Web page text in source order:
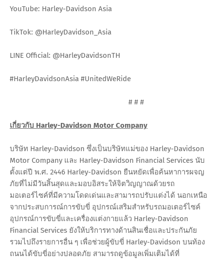
YouTube: Harley-Davidson Asia
TikTok: @HarleyDavidson_Asia
LINE Official: @HarleyDavidsonTH
#HarleyDavidsonAsia #UnitedWeRide
# # #
เกี่ยวกับ Harley-Davidson Motor Company
บริษัท Harley-Davidson ซึ่งเป็นบริษัทแม่ของ Harley-Davidson
Motor Company และ Harley-Davidson Financial Services นับ
ตั้งแต่ปี พ.ศ. 2446 Harley-Davidson ยืนหยัดเพื่อค้นหาการผจญ
ภัยที่ไม่มีวันสิ้นสุดและมอบอิสระให้จิตวิญญาณด้วยรถ
มอเตอร์ไซค์ที่มีความโดดเด่นและสามารถปรับแต่งได้ นอกเหนือ
จากประสบการณ์การขับขี่ อุปกรณ์เสริมสำหรับรถมอเตอร์ไซค์
อุปกรณ์การขับขี่และเครื่องแต่งกายแล้ว Harley-Davidson
Financial Services ยังให้บริการทางด้านสินเชื่อและประกันภัย
รวมไปถึงรายการอื่น ๆ เพื่อช่วยผู้ขับขี่ Harley-Davidson บนท้อง
ถนนได้ขับขี่อย่างปลอดภัย สามารถดูข้อมูลเพิ่มเติมได้ที่